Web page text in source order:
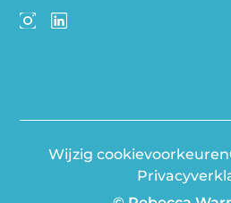
Wijzig cookievoorkeuren